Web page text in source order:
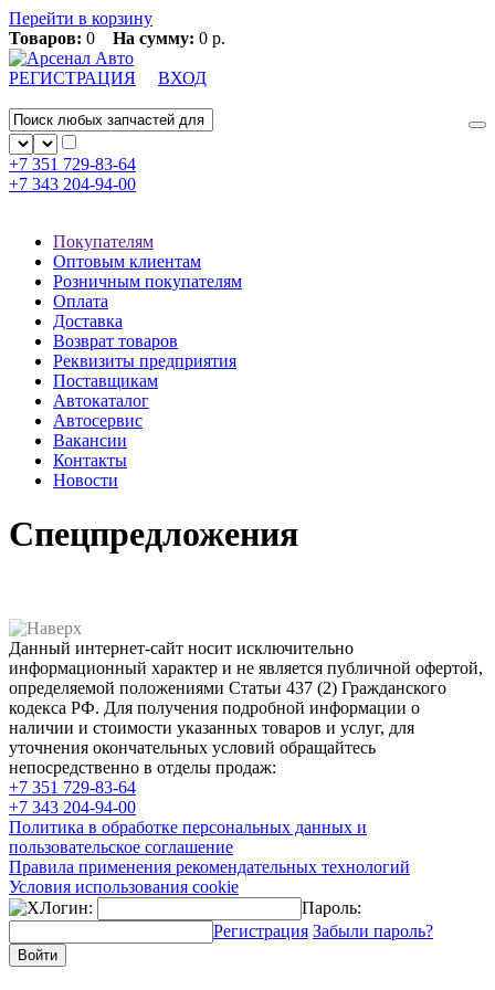
Перейти в корзину
Товаров: 0 На сумму: 0 р.
РЕГИСТРАЦИЯ ВХОД
+7 351 729-83-64
+7 343 204-94-00
Покупателям
Оптовым клиентам
Розничным покупателям
Оплата
Доставка
Возврат товаров
Реквизиты предприятия
Поставщикам
Автокаталог
Автосервис
Вакансии
Контакты
Новости
Спецпредложения
Данный интернет-сайт носит исключительно
информационный характер и не является публичной офертой,
определяемой положениями Статьи 437 (2) Гражданского
кодекса РФ. Для получения подробной информации о
наличии и стоимости указанных товаров и услуг, для
уточнения окончательных условий обращайтесь
непосредственно в отделы продаж:
+7 351 729-83-64
+7 343 204-94-00
Политика в обработке персональных данных и
пользовательское соглашение
Правила применения рекомендательных технологий
Условия использования cookie
Логин:
Пароль:
Регистрация Забыли пароль?